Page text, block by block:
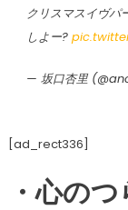
クリスマスイヴパ
しよー?
— 坂口杏里
[ad_rect336]
・心の